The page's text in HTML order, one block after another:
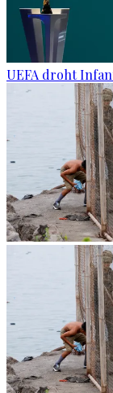
UEFA droht